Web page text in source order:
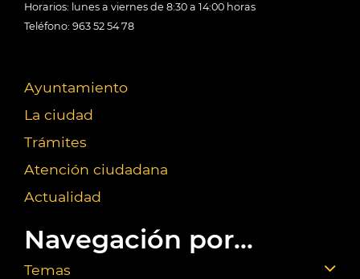
Horarios: lunes a viernes de 8:30 a 14:00 horas
Teléfono: 963 52 54 78
Ayuntamiento
La ciudad
Trámites
Atención ciudadana
Actualidad
Navegación por...
Temas